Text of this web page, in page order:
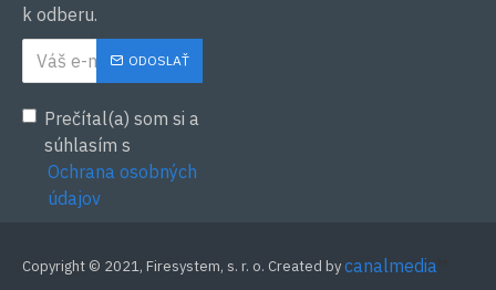
k odberu.
ODOSLAŤ
Prečítal(a) som si a
súhlasím s
Ochrana osobných
údajov
Copyright © 2021, Firesystem, s. r. o. Created bycanalmedia